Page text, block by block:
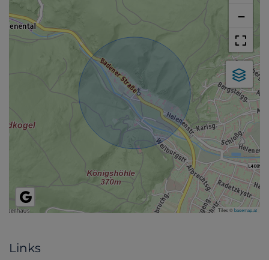
−
Tiles ©basemap.at
Links